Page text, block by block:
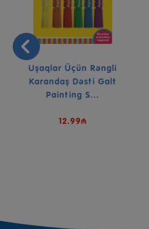
Uşaqlar Üçün Rəngli
Karandaş Dəsti Galt
Painting S...
12.99₼